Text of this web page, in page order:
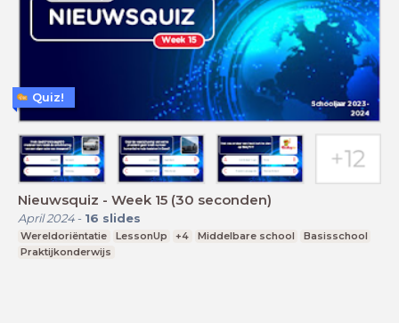
Nieuwsquiz - Week 15 (30 seconden)
April 2024- 16 slides
Wereldoriëntatie LessonUp +4 Middelbare school
Basisschool
Praktijkonderwijs
Quiz!